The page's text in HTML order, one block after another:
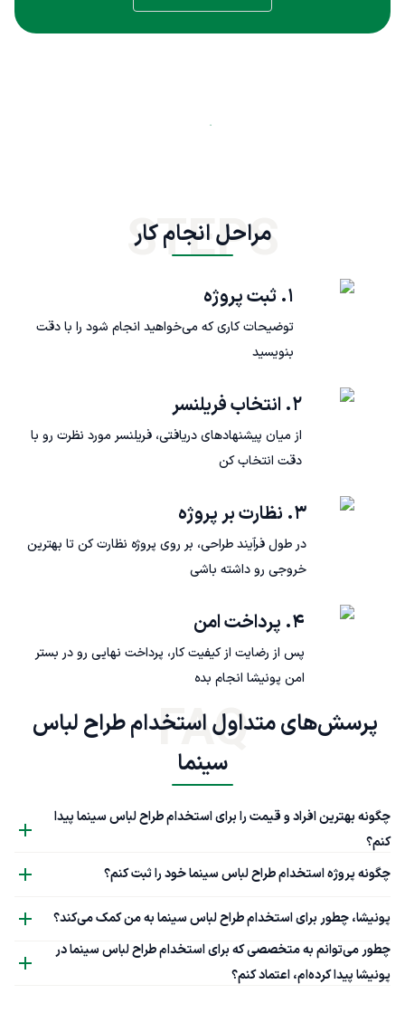
مراحل انجام کار
STEPS
۱. ثبت پروژه
توضیحات کاری که می‌خواهید انجام شود را با دقت
بنویسید
۲. انتخاب فریلنسر
از میان پیشنهادهای دریافتی، فریلنسر مورد نظرت رو با
دقت انتخاب کن
۳. نظارت بر پروژه
در طول فرآیند طراحی، بر روی پروژه نظارت کن تا بهترین
خروجی رو داشته باشی
۴. پرداخت امن
پس از رضایت از کیفیت کار، پرداخت نهایی رو در بستر
امن پونیشا انجام بده
پرسش‌های متداول استخدام طراح لباس
سینما
FAQ
چگونه بهترین افراد و قیمت را برای استخدام طراح لباس سینما پیدا
کنم؟
چگونه پروژه استخدام طراح لباس سینما خود را ثبت کنم؟
پونیشا، چطور برای استخدام طراح لباس سینما به من کمک می‌کند؟
چطور می‌توانم به متخصصی که برای استخدام طراح لباس سینما در
پونیشا پیدا کرده‌ام، اعتماد کنم؟